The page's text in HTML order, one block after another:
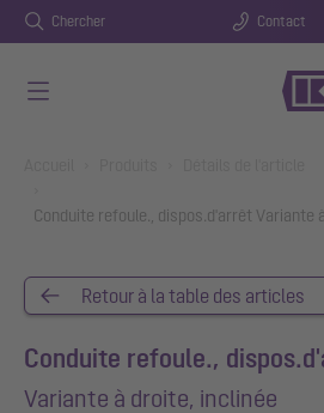
Chercher Contact
Conduite refoule., dispos.d'arrêt Variante
Retour à la table des articles
Conduite refoule.,
Variante à droite, inclinée